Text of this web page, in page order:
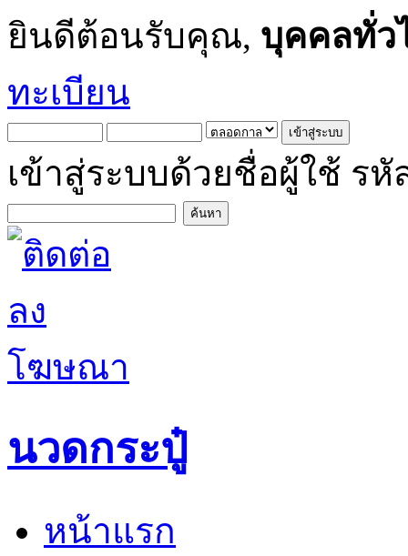
ยินดีต้อนรับคุณ, บุคคลทั่ว
ทะเบียน
เข้าสู่ระบบด้วยชื่อผู้ใช้ รหั
นวดกระปู๋
หน้าแรก